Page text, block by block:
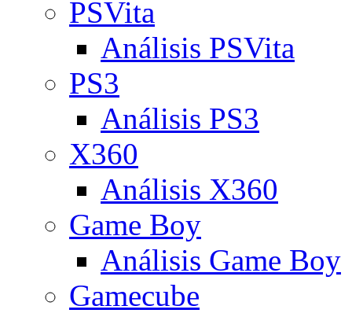
PSVita
Análisis PSVita
PS3
Análisis PS3
X360
Análisis X360
Game Boy
Análisis Game Boy
Gamecube